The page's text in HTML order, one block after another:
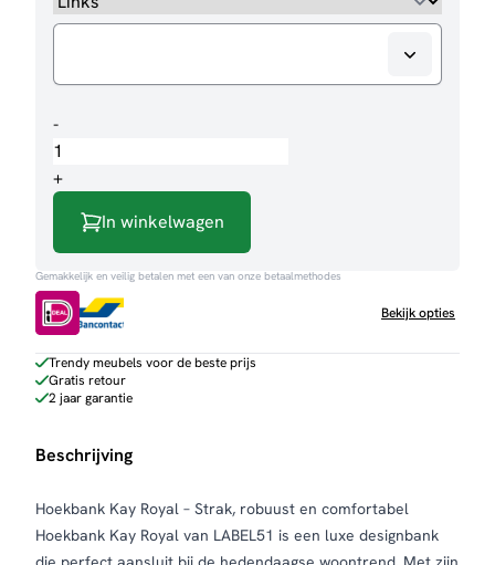
-Hoekbank
Kay
Royal
+
In winkelwagen
Gemakkelijk en veilig betalen met een van onze betaalmethodes
Bekijk opties
Trendy meubels voor de beste prijs
Gratis retour
2 jaar garantie
Beschrijving
Hoekbank Kay Royal – Strak, robuust en comfortabel
Hoekbank Kay Royal van LABEL51 is een luxe designbank